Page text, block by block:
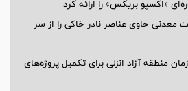
«اکسپو بریکس» را ارائه کرد
معدنی حاوی عناصر نادر خاکی را از سر
منطقه آزاد انزلی برای تكمیل پروژه‌های